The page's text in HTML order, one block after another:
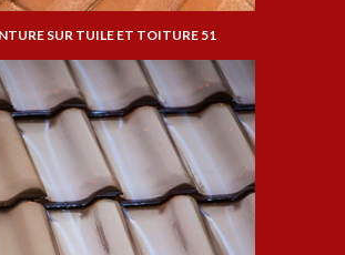
SUR TUILE ET TOITURE 51